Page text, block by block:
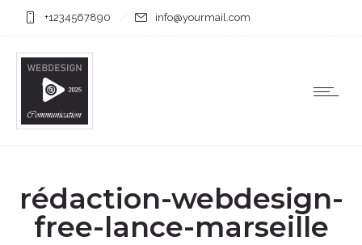
+1234567890 info@yourmail.com
rédaction-webdesign-
free-lance-marseille